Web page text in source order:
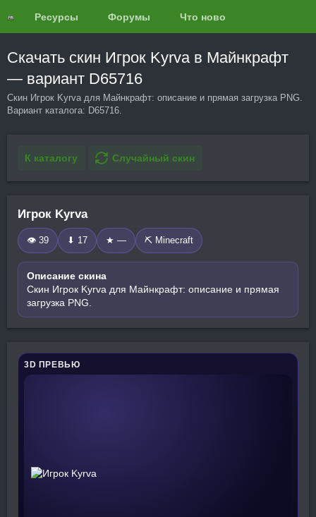
Ресурсы Форумы Что нового?
Скачать скин Игрок Kyrva в Майнкрафт
— вариант D65716
Скин Игрок Kyrva для Майнкрафт: описание и прямая загрузка PNG.
Вариант каталога: D65716.
К каталогу Случайный скин
Игрок Kyrva
👁 39 ⬇ 17 ★ — ⛏️ Minecraft
Описание скина
Скин Игрок Kyrva для Майнкрафт: описание и прямая
загрузка PNG.
3D ПРЕВЬЮ